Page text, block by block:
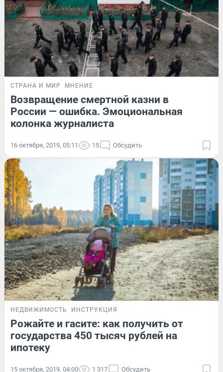
СТРАНА И МИР МНЕНИЕ
Возвращение смертной казни в
России — ошибка. Эмоциональная
колонка журналиста
16 октября, 2019, 05:11 15 Обсудить
НЕДВИЖИМОСТЬ ИНСТРУКЦИЯ
Рожайте и гасите: как получить от
государства 450 тысяч рублей на
ипотеку
15 октября, 2019, 04:00 1 317 Обсудить